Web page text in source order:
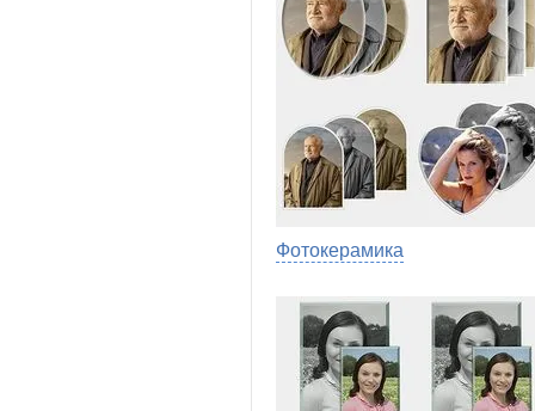
Фотокерамика